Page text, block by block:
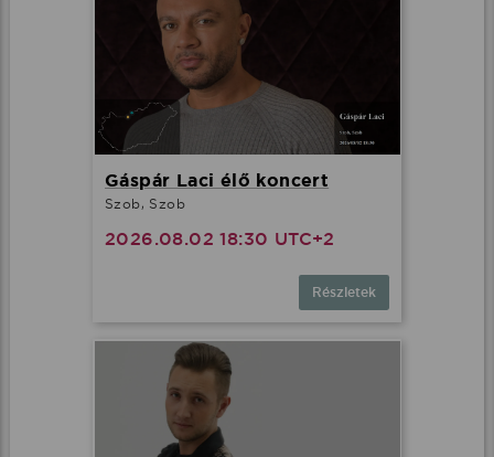
Gáspár Laci élő koncert
Szob, Szob
2026.08.02 18:30 UTC+2
Részletek